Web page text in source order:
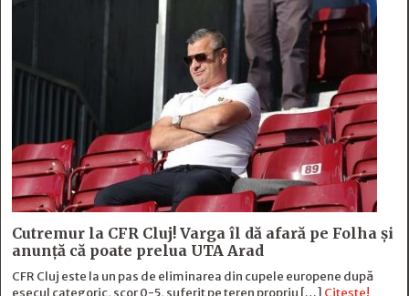
Cutremur la CFR Cluj! Varga îl dă afară pe Folha și
anunță că poate prelua UTA Arad
CFR Cluj este la un pas de eliminarea din cupele europene după
eșecul categoric, scor 0-5, suferit pe teren propriu […] Citește!